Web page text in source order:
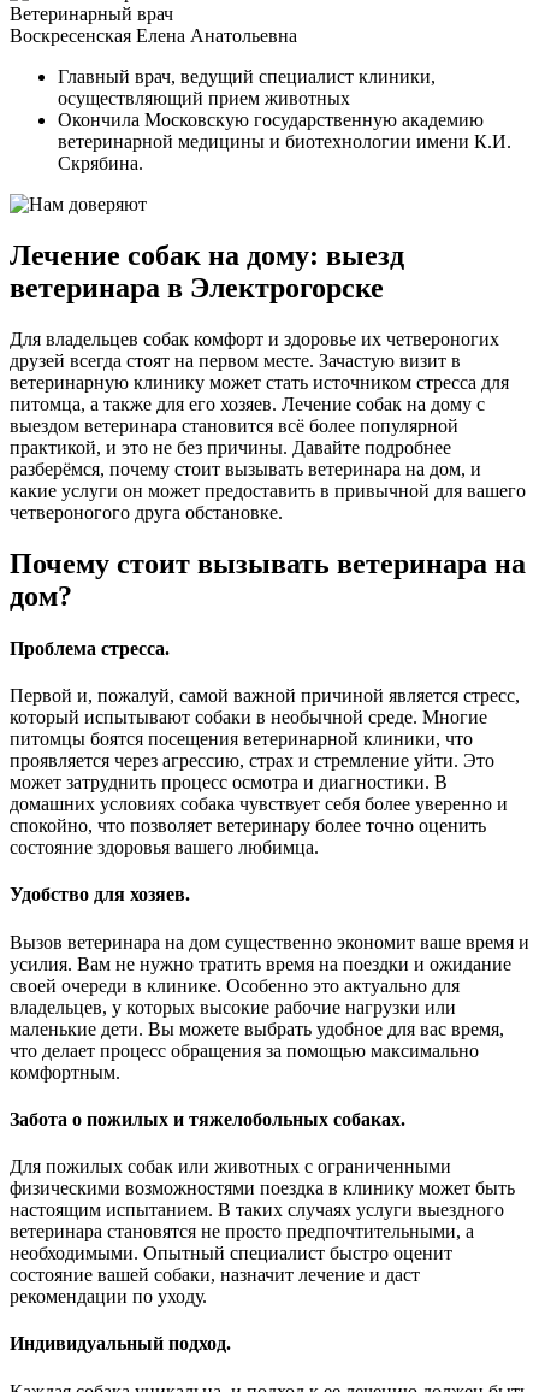
Ветеринарный врач
Воскресенская Елена Анатольевна
Главный врач, ведущий специалист клиники,
осуществляющий прием животных
Окончила Московскую государственную академию
ветеринарной медицины и биотехнологии имени К.И.
Скрябина.
Лечение собак на дому: выезд
ветеринара в Электрогорске
Для владельцев собак комфорт и здоровье их четвероногих
друзей всегда стоят на первом месте. Зачастую визит в
ветеринарную клинику может стать источником стресса для
питомца, а также для его хозяев. Лечение собак на дому с
выездом ветеринара становится всё более популярной
практикой, и это не без причины. Давайте подробнее
разберёмся, почему стоит вызывать ветеринара на дом, и
какие услуги он может предоставить в привычной для вашего
четвероногого друга обстановке.
Почему стоит вызывать ветеринара на
дом?
Проблема стресса.
Первой и, пожалуй, самой важной причиной является стресс,
который испытывают собаки в необычной среде. Многие
питомцы боятся посещения ветеринарной клиники, что
проявляется через агрессию, страх и стремление уйти. Это
может затруднить процесс осмотра и диагностики. В
домашних условиях собака чувствует себя более уверенно и
спокойно, что позволяет ветеринару более точно оценить
состояние здоровья вашего любимца.
Удобство для хозяев.
Вызов ветеринара на дом существенно экономит ваше время и
усилия. Вам не нужно тратить время на поездки и ожидание
своей очереди в клинике. Особенно это актуально для
владельцев, у которых высокие рабочие нагрузки или
маленькие дети. Вы можете выбрать удобное для вас время,
что делает процесс обращения за помощью максимально
комфортным.
Забота о пожилых и тяжелобольных собаках.
Для пожилых собак или животных с ограниченными
физическими возможностями поездка в клинику может быть
настоящим испытанием. В таких случаях услуги выездного
ветеринара становятся не просто предпочтительными, а
необходимыми. Опытный специалист быстро оценит
состояние вашей собаки, назначит лечение и даст
рекомендации по уходу.
Индивидуальный подход.